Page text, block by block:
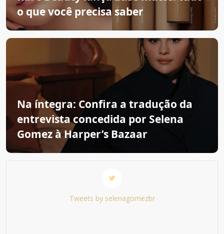
o que você precisa saber
Na íntegra: Confira a tradução da
entrevista concedida por Selena
Gomez à Harper’s Bazaar
Tweets by selenagomezbr